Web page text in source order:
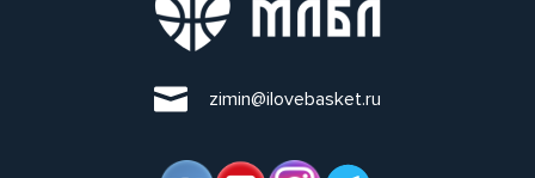
zimin@ilovebasket.ru